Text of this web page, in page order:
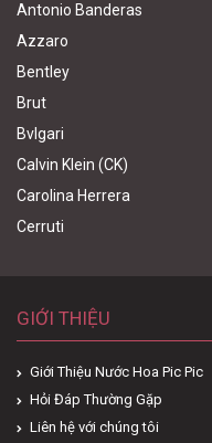
Antonio Banderas
Azzaro
Bentley
Brut
Bvlgari
Calvin Klein (CK)
Carolina Herrera
Cerruti
GIỚI THIỆU
Giới Thiệu Nước Hoa Pic Pic
Hỏi Đáp Thường Gặp
Liên hệ với chúng tôi